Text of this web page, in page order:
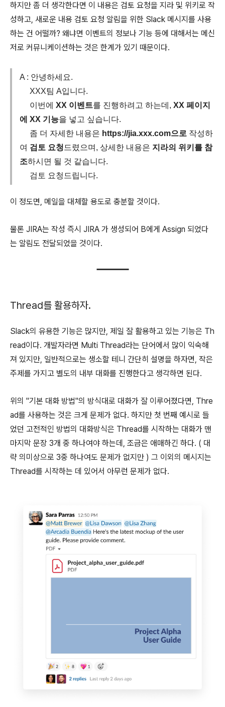
하지만 좀 더 생각한다면 이 내용은 검토 요청을 지라 및 위키로 작
성하고, 새로운 내용 검토 요청 알림을 위한 Slack 메시지를 사용
하는 건 어떨까? 왜냐면 이벤트의 정보나 기능 등에 대해서는 메신
저로 커뮤니케이션하는 것은 한계가 있기 때문이다.
A : 안녕하세요.
XXX팀 A입니다.
이번에 XX 이벤트를 진행하려고 하는데, XX 페이지
에 XX 기능을 넣고 싶습니다.
좀 더 자세한 내용은 https://jia.xxx.com으로 작성하
여 검토 요청 드렸으며, 상세한 내용은 지라의 위키를 참
조하시면 될 것 같습니다.
검토 요청드립니다.
이 정도면, 메일을 대체할 용도로 충분할 것이다.
물론 JIRA는 작성 즉시 JIRA 가 생성되어 B에게 Assign 되었다
는 알림도 전달되었을 것이다.
Thread를 활용하자.
Slack의 유용한 기능은 많지만, 제일 잘 활용하고 있는 기능은 Th
read이다. 개발자라면 Multi Thread라는 단어에서 많이 익숙해
져 있지만, 일반적으로는 생소할 테니 간단히 설명을 하자면, 작은
주제를 가지고 별도의 내부 대화를 진행한다고 생각하면 된다.
위의 "기본 대화 방법"의 방식대로 대화가 잘 이루어졌다면, Thre
ad를 사용하는 것은 크게 문제가 없다. 하지만 첫 번째 예시로 들
었던 고전적인 방법의 대화방식은 Thread를 시작하는 대화가 맨
마지막 문장 3개 중 하나여야 하는데, 조금은 애매하긴 하다. ( 대
략 의미상으로 3중 하나여도 문제가 없지만 ) 그 이외의 메시지는
Thread를 시작하는 데 있어서 아무런 문제가 없다.